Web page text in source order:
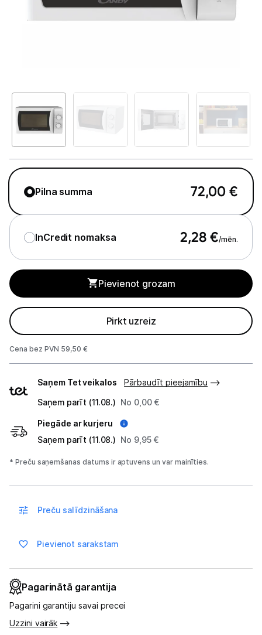
Telefoni, planšetdatori
Iebūvējamā tehnika
Kafijas pagatavošana
Mazā virtuves tehnika
Mikroviļņu krāsnis
Tējkannas
Blenderi
Virtuves kombaini
Tosteri
Augļu žāvētāji
Virtuves svari
Ūdens gāzēšanas aparāti
Pilna summa 72,00 €
InCredit nomaksa 2,28 €/mēn.
Pievienot grozam
Pirkt uzreiz
Cena bez PVN 59,50 €
veidi
Saņem Tet veikalos
Pārbaudīt pieejamību
Saņem parīt (11.08.) No 0,00 €
Piegāde ar kurjeru
Saņem parīt (11.08.) No 9,95 €
* Preču saņemšanas datums ir aptuvens un var mainīties.
Preču salīdzināšana
Pievienot sarakstam
Pagarinātā garantija
Pagarini garantiju savai precei
Uzzini vairāk